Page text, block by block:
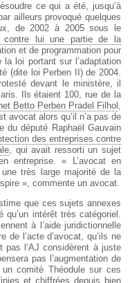
ce qui a été, jusqu’à
ailleurs provoqué quelques
de 2002 à 2005 sous le
contre lui une partie de la
et de programmation pour
loi portant sur l’adaptation
(dite loi Perben II) de 2004.
devant le ministère, il
Ils étaient 100, rue de la
Betto Perben Pradel Filhol ,
avocat alors qu’il n’a pas de
du député Raphaël Gauvain
des entreprises contre
, qui avait ressorti un sujet
entreprise. « L’avocat en
très large majorité de la
», commente un avocat.
que ces sujets annexes
intérêt très catégoriel.
à l’aide juridictionnelle
l’acte d’avocat, qu’ils ne
pas l’AJ considèrent à juste
pas l’augmentation de
un comité Théodule sur ces
et chiffrées depuis bien